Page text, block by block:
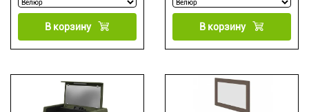
В корзину В корзину